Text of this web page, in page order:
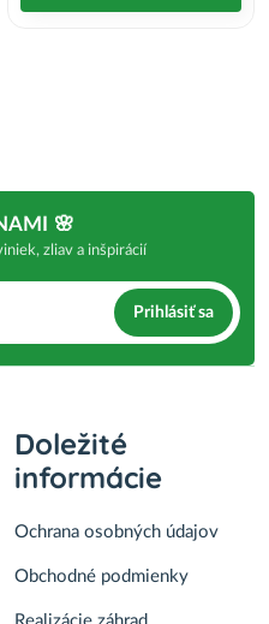
🌸
zliav a inšpirácií
Prihlásiť sa
Doležité
informácie
Ochrana osobných údajov
Obchodné podmienky